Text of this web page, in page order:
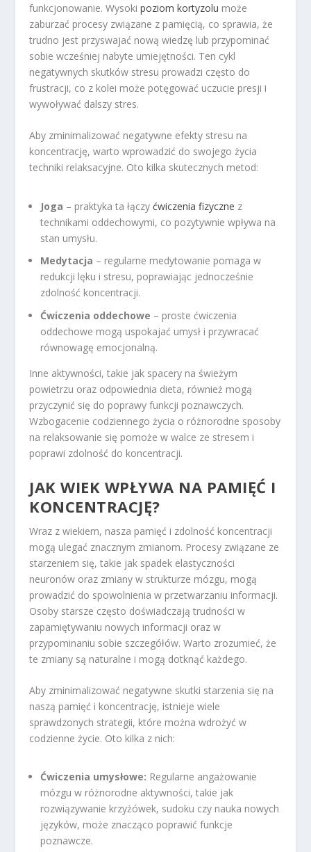
funkcjonowanie. Wysokipoziom kortyzolu może
zaburzać procesy związane z pamięcią, co sprawia, że
trudno jest przyswajać nową wiedzę lub przypominać
sobie wcześniej nabyte umiejętności. Ten cykl
negatywnych skutków stresu prowadzi często do
frustracji, co z kolei może potęgować uczucie presji i
wywoływać dalszy stres.
Aby zminimalizować negatywne efekty stresu na
koncentrację, warto wprowadzić do swojego życia
techniki relaksacyjne. Oto kilka skutecznych metod:
Joga – praktyka ta łączyćwiczenia fizyczne z
technikami oddechowymi, co pozytywnie wpływa na
stan umysłu.
Medytacja – regularne medytowanie pomaga w
redukcji lęku i stresu, poprawiając jednocześnie
zdolność koncentracji.
Ćwiczenia oddechowe – proste ćwiczenia
oddechowe mogą uspokajać umysł i przywracać
równowagę emocjonalną.
Inne aktywności, takie jak spacery na świeżym
powietrzu oraz odpowiednia dieta, również mogą
przyczynić się do poprawy funkcji poznawczych.
Wzbogacenie codziennego życia o różnorodne sposoby
na relaksowanie się pomoże w walce ze stresem i
poprawi zdolność do koncentracji.
JAK WIEK WPŁYWA NA PAMIĘĆ I
KONCENTRACJĘ?
Wraz z wiekiem, nasza pamięć i zdolność koncentracji
mogą ulegać znacznym zmianom. Procesy związane ze
starzeniem się, takie jak spadek elastyczności
neuronów oraz zmiany w strukturze mózgu, mogą
prowadzić do spowolnienia w przetwarzaniu informacji.
Osoby starsze często doświadczają trudności w
zapamiętywaniu nowych informacji oraz w
przypominaniu sobie szczegółów. Warto zrozumieć, że
te zmiany są naturalne i mogą dotknąć każdego.
Aby zminimalizować negatywne skutki starzenia się na
naszą pamięć i koncentrację, istnieje wiele
sprawdzonych strategii, które można wdrożyć w
codzienne życie. Oto kilka z nich:
Ćwiczenia umysłowe: Regularne angażowanie
mózgu w różnorodne aktywności, takie jak
rozwiązywanie krzyżówek, sudoku czy nauka nowych
języków, może znacząco poprawić funkcje
poznawcze.